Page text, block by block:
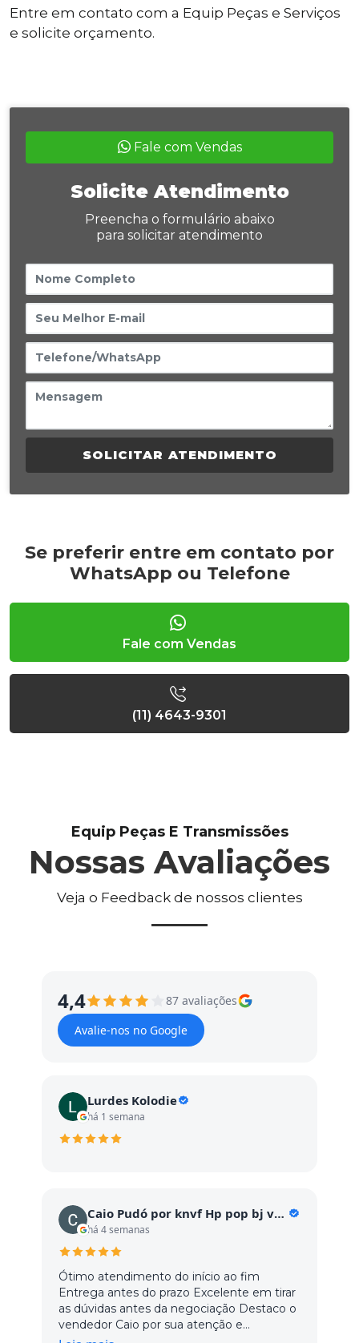
Entre em contato com a Equip Peças e Serviços
e solicite orçamento.
Fale com Vendas
Solicite Atendimento
Preencha o formulário abaixo
para solicitar atendimento
SOLICITAR ATENDIMENTO
Se preferir entre em contato por
WhatsApp ou Telefone
Fale com Vendas
(11) 4643-9301
Equip Peças E Transmissões
Nossas Avaliações
Veja o Feedback de nossos clientes
4,4
87 avaliações
Avalie-nos no Google
Lurdes Kolodie
há 1 semana
Caio Pudó por knvf Hp pop bj vc GC vc c
há 4 semanas
Ótimo atendimento do início ao fim
Entrega antes do prazo Excelente em tirar
as dúvidas antes da negociação Destaco o
vendedor Caio por sua atenção e